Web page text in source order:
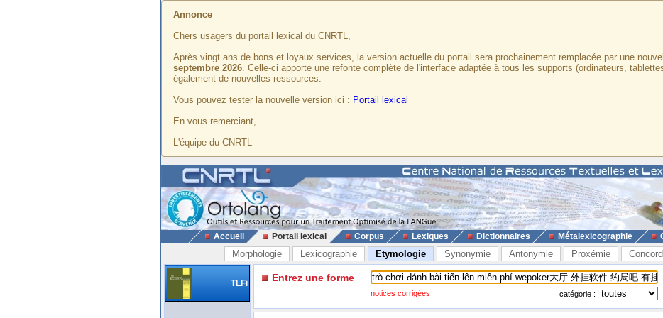
Annonce
Chers usagers du portail lexical du CNRTL,
Après vingt ans de bons et loyaux services, la version actuelle du portail sera prochainement remplacée par une
septembre 2026. Celle-ci apporte une refonte complète de l'interface adaptée à tous les supports (ordinateurs,
également de nouvelles ressources.
Vous pouvez tester la nouvelle version ici : Portail lexical
En vous remerciant,
L'équipe du CNRTL
Accueil Portail lexical Corpus Lexiques Dictionnaires Métalexicographie
Morphologie Lexicographie Etymologie Synonymie Antonymie Proxémie
TLFi Entrez une forme
notices corrigées catégorie :